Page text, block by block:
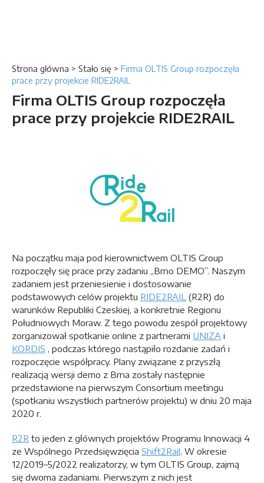
Strona główna > Stało się > Firma OLTIS Group rozpoczęła
prace przy projekcie RIDE2RAIL
Firma OLTIS Group rozpoczęła
prace przy projekcie RIDE2RAIL
Na początku maja pod kierownictwem OLTIS Group
rozpoczęły się prace przy zadaniu „Brno DEMO”. Naszym
zadaniem jest przeniesienie i dostosowanie
podstawowych celów projektu RIDE2RAIL (R2R) do
warunków Republiki Czeskiej, a konkretnie Regionu
Południowych Moraw. Z tego powodu zespół projektowy
zorganizował spotkanie online z partnerami UNIZA i
KORDIS , podczas którego nastąpiło rozdanie zadań i
rozpoczęcie współpracy. Plany związane z przyszłą
realizacją wersji demo z Brna zostały następnie
przedstawione na pierwszym Consortium meetingu
(spotkaniu wszystkich partnerów projektu) w dniu 20 maja
2020 r.
R2R to jeden z głównych projektów Programu Innowacji 4
ze Wspólnego Przedsięwzięcia Shift2Rail. W okresie
12/2019–5/2022 realizatorzy, w tym OLTIS Group, zajmą
się dwoma zadaniami. Pierwszym z nich jest